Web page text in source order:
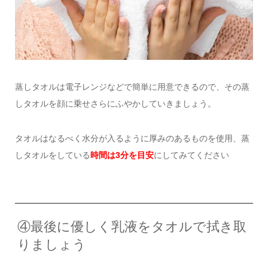
蒸しタオルは電子レンジなどで簡単に用意できるので、その蒸
しタオルを顔に乗せさらにふやかしていきましょう。
タオルはなるべく水分が入るように厚みのあるものを使用、蒸
しタオルをしている時間は3分を目安にしてみてください
④最後に優しく乳液をタオルで拭き取
りましょう